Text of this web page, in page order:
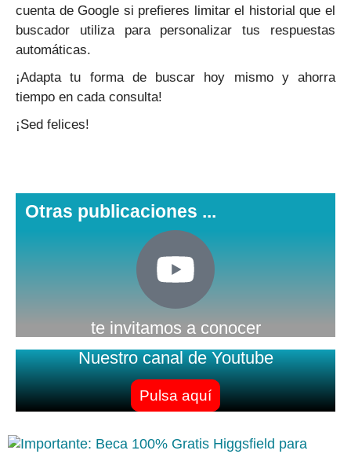
cuenta de Google si prefieres limitar el historial que el
buscador utiliza para personalizar tus respuestas
automáticas.
¡Adapta tu forma de buscar hoy mismo y ahorra
tiempo en cada consulta!
¡Sed felices!
Otras publicaciones ...
te invitamos a conocer
Nuestro canal de Youtube
Pulsa aquí